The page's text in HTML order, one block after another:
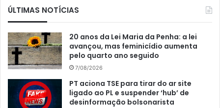
ÚLTIMAS NOTÍCIAS
20 anos da Lei Maria da Penha: a lei
avançou, mas feminicídio aumenta
pelo quarto ano seguido
7/08/2026
PT aciona TSE para tirar do ar site
ligado ao PL e suspender ‘hub’ de
desinformação bolsonarista